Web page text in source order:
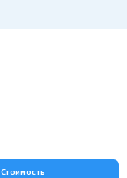
Стоимость